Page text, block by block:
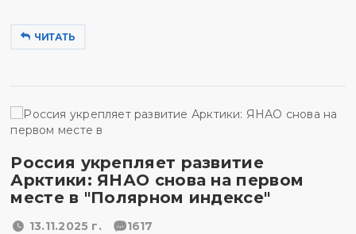
ЧИТАТЬ
Россия укрепляет развитие
Арктики: ЯНАО снова на первом
месте в "Полярном индексе"
13.11.2025 г. 1617